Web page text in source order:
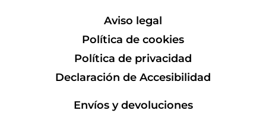
Aviso legal
Política de cookies
Política de privacidad
Declaración de Accesibilidad
Envíos y devoluciones